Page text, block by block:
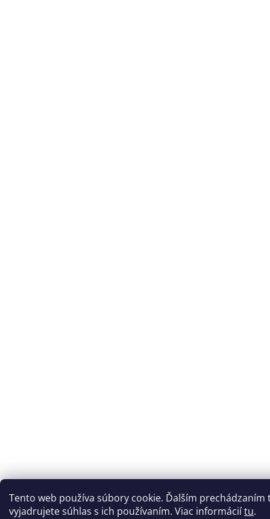
Tento web používa súbory cookie. Ďalším
vyjadrujete súhlas s ich používaním. Viac informáciítu.